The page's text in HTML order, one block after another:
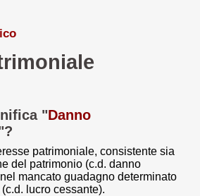
"Danno
patrimoniale, consistente sia
del patrimonio (c.d. danno
mancato guadagno determinato
lucro cessante).